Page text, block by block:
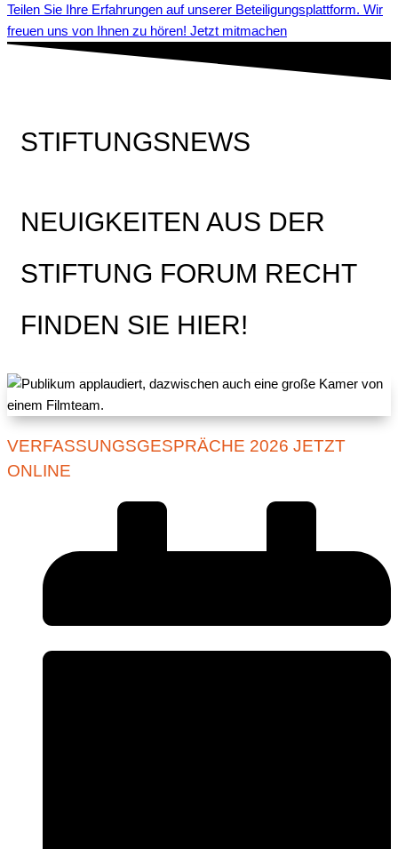
Teilen Sie Ihre Erfahrungen auf unserer Beteiligungsplattform. Wir
freuen uns von Ihnen zu hören! Jetzt mitmachen
STIFTUNGSNEWS
NEUIGKEITEN AUS DER
STIFTUNG FORUM RECHT
FINDEN SIE HIER!
VERFASSUNGSGESPRÄCHE 2026 JETZT
ONLINE